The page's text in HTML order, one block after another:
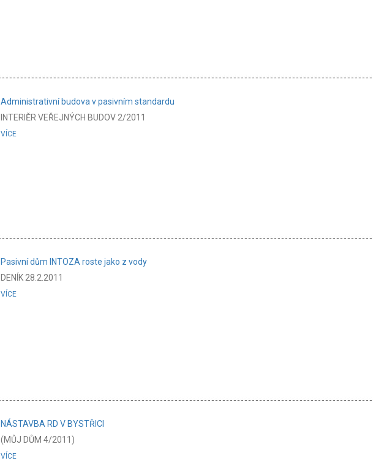
Administrativní budova v pasivním standardu
INTERIĚR VEŘEJNÝCH BUDOV 2/2011
VÍCE
Pasivní dům INTOZA roste jako z vody
DENÍK 28.2.2011
VÍCE
NÁSTAVBA RD V BYSTŘICI
(MŮJ DŮM 4/2011)
VÍCE